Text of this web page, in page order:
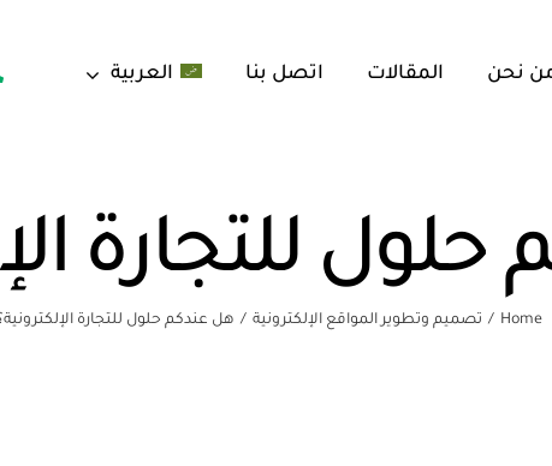
نحن المقالات اتصل بنا العربية
للتجارة
Home تصميم وتطوير المواقع الإلكترونية هل عندكم حلول للتجارة